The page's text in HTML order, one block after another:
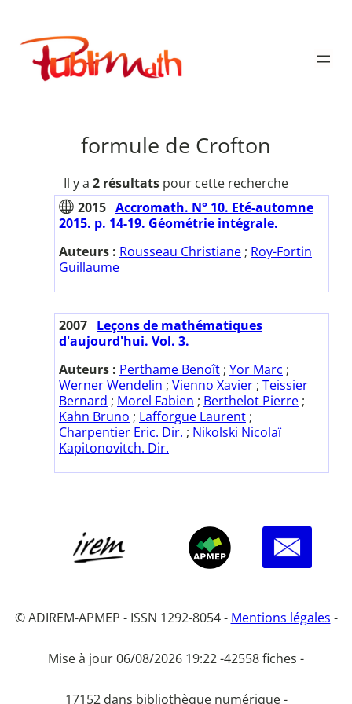
contenu
Publimath
formule de Crofton
Il y a 2 résultats pour cette recherche
2015 Accromath. N° 10. Eté-automne
2015. p. 14-19. Géométrie intégrale.
Auteurs : Rousseau Christiane ; Roy-Fortin
Guillaume
2007 Leçons de mathématiques
d'aujourd'hui. Vol. 3.
Auteurs : Perthame Benoît ; Yor Marc ;
Werner Wendelin ; Vienno Xavier ; Teissier
Bernard ; Morel Fabien ; Berthelot Pierre ;
Kahn Bruno ; Lafforgue Laurent ;
Charpentier Eric. Dir. ; Nikolski Nicolaï
Kapitonovitch. Dir.
© ADIREM-APMEP - ISSN 1292-8054 - Mentions légales -
Mise à jour 06/08/2026 19:22 -42558 fiches -
17152 dans bibliothèque numérique -